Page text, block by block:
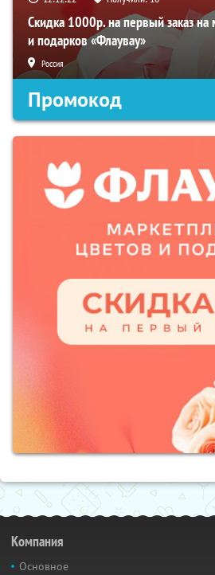
Скидка 1000р. на первый заказ на
и подарков «Флаувау»
Россия
Промокод
Компания
Основное